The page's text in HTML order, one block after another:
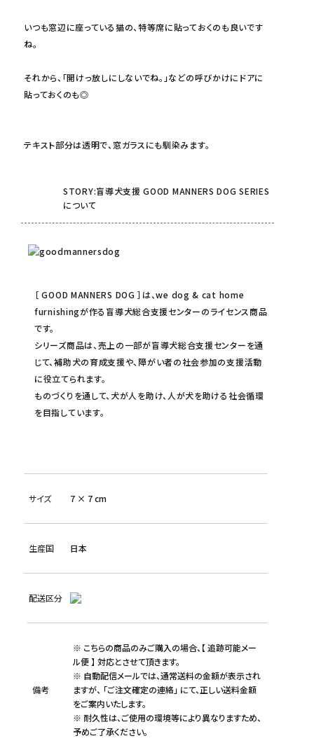
いつも窓辺に座っている猫の、特等席に貼っておくのも良いです
ね。
それから、「開けっ放しにしないでね。」などの呼びかけにドアに
貼っておくのも◎
テキスト部分は透明で、窓ガラスにも馴染みます。
STORY:盲導犬支援 GOOD MANNERS DOG SERIES
について
［ GOOD MANNERS DOG ］は、we dog & cat home
furnishingが作る盲導犬総合支援センターのライセンス商品
です。
シリーズ商品は、売上の一部が盲導犬総合支援センターを通
じて、補助犬の育成支援や、障がい者の社会参加の支援活動
に役立てられます。
ものづくりを通して、犬が人を助け、人が犬を助ける社会循環
を目指しています。
サイズ 7 × 7 cm
生産国 日本
配送区分
備考
※ こちらの商品のみご購入の場合、【 追跡可能メー
ル便 】 対応とさせて頂きます。
※ 自動配信メールでは、通常送料の金額が表示され
ますが、 「ご注文確定の連絡」 にて、正しい送料金額
をご案内いたします。
※ 耐久性は、ご使用の環境等により異なりますため、
予めご了承ください。